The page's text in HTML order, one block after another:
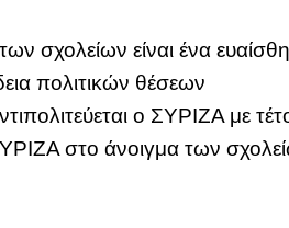
σχολείων είναι ένα
πολιτικών θέσεων
ο ΣΥΡΙΖΑ με
στο άνοιγμα των